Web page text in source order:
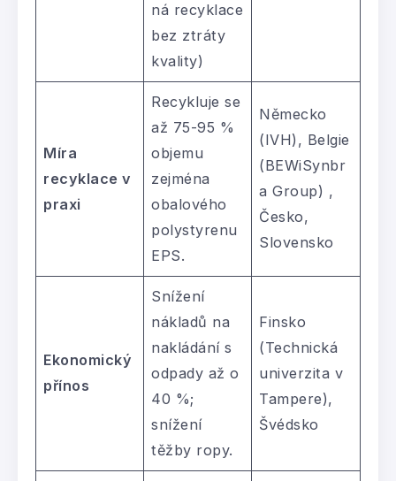
ná recyklace
bez ztráty
kvality)
Míra
recyklace v
praxi
Recykluje se
až 75-95 %
objemu
zejména
obalového
polystyrenu
EPS.
Německo
(IVH), Belgie
(BEWiSynbr
a Group) ,
Česko,
Slovensko
Ekonomický
přínos
Snížení
nákladů na
nakládání s
odpady až o
40 %;
snížení
těžby ropy.
Finsko
(Technická
univerzita v
Tampere),
Švédsko